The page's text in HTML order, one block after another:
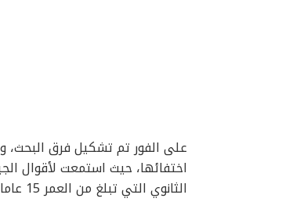
على الفور تم تشكيل فرق
اختفائها، حيث استمعت لأقوال
الثانوي التي تبلغ من العمر 15 عاما.